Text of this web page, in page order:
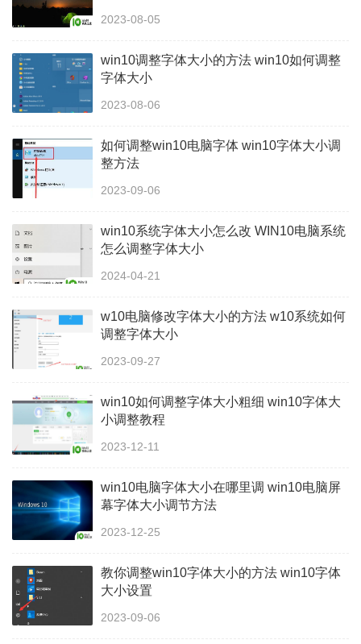
2023-08-05
win10调整字体大小的方法 win10如何调整
字体大小
2023-08-06
如何调整win10电脑字体 win10字体大小调
整方法
2023-09-06
win10系统字体大小怎么改 WIN10电脑系统
怎么调整字体大小
2024-04-21
w10电脑修改字体大小的方法 w10系统如何
调整字体大小
2023-09-27
win10如何调整字体大小粗细 win10字体大
小调整教程
2023-12-11
win10电脑字体大小在哪里调 win10电脑屏
幕字体大小调节方法
2023-12-25
教你调整win10字体大小的方法 win10字体
大小设置
2023-09-06